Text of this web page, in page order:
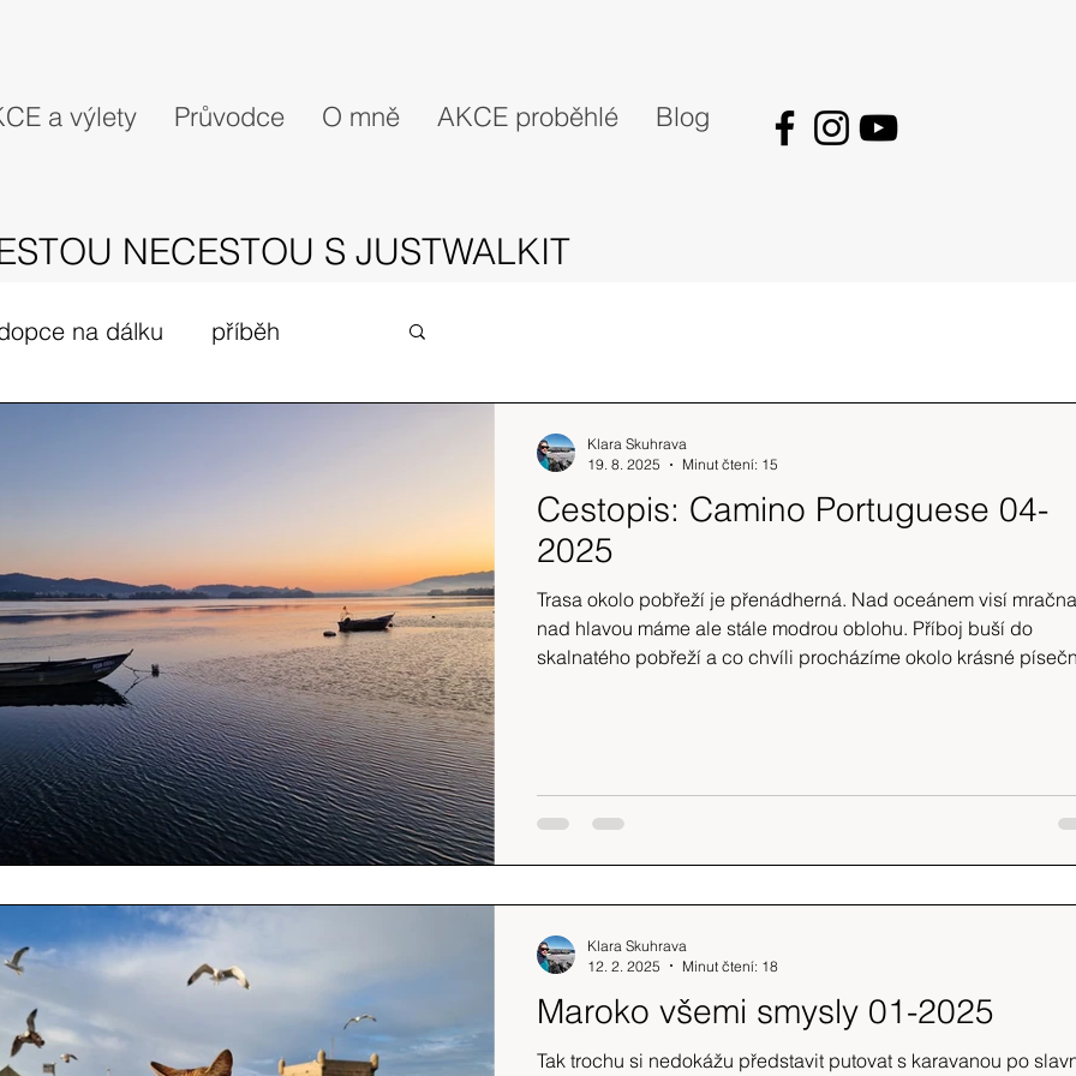
a výlety Průvodce O mně AKCE proběhlé Blog
NECESTOU S JUSTWALKIT
na dálku příběh
Srílanka cestuj s mámou
Island
Cestopis: Camino Portuguese 04-
2025
Trasa okolo pobřeží je přenádherná. Nad oceánem visí
nad hlavou máme ale stále modrou oblohu. Příboj buší do
skalnatého pobřeží a co chvíli procházíme okolo krásné
Klara Skuhrava
19. 8. 2025
Minut čtení: 15
Maroko všemi smysly 01-2025
Tak trochu si nedokážu představit putovat s karavanou po
Klara Skuhrava
12. 2. 2025
Minut čtení: 18